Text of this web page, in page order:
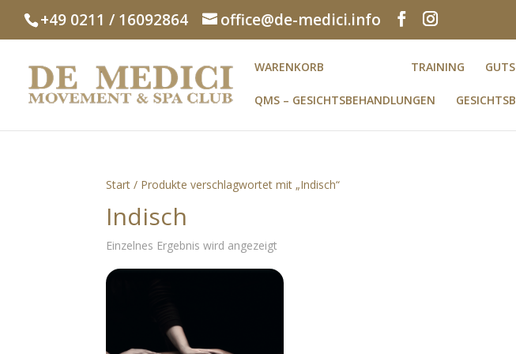
+49 0211 / 16092864 office@de-medici.info
WARENKORB TRAINING
QMS – GESICHTSBEHANDLUNGEN
Start / Produkte verschlagwortet mit „Indisch“
Indisch
Einzelnes Ergebnis wird angezeigt